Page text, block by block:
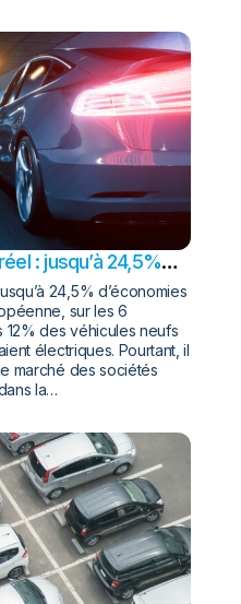
: jusqu’à 24,5%
24,5% d’économies
sur les 6
12% des véhicules neufs
électriques. Pourtant, il
marché des sociétés
la…